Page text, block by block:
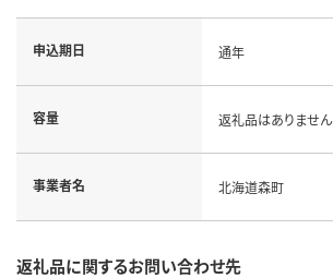
申込期日 通年
容量 返礼品はありません
事業者名 北海道森町
返礼品に関するお問い合わせ先